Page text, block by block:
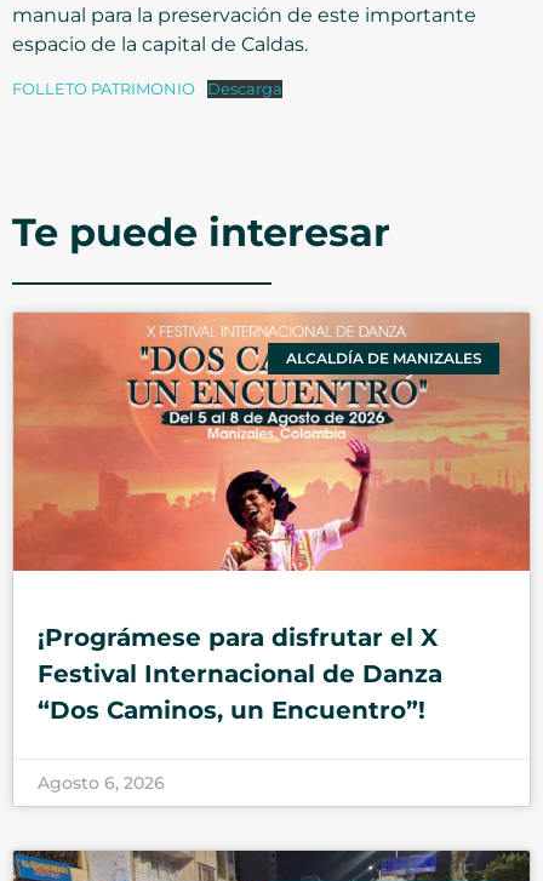
manual para la preservación de este importante
espacio de la capital de Caldas.
FOLLETO PATRIMONIO Descarga
Te puede interesar
ALCALDÍA DE MANIZALES
¡Prográmese para disfrutar el X
Festival Internacional de Danza
“Dos Caminos, un Encuentro”!
Agosto 6, 2026